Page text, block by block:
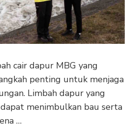
cair dapur MBG yang
penting untuk menjaga
Limbah dapur yang
menimbulkan bau serta
…